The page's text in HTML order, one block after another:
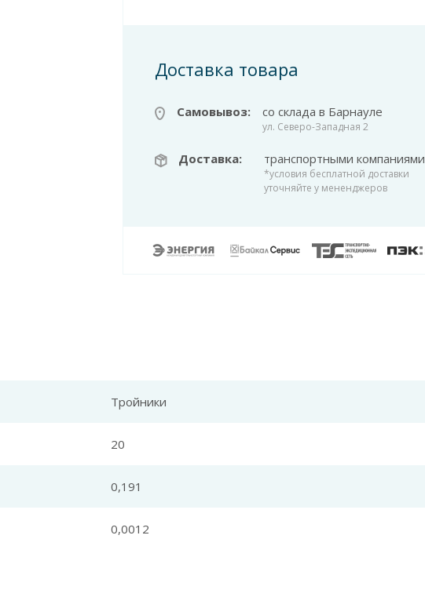
Доставка товара
Самовывоз: со склада в Барнауле
ул. Северо-Западная 2
Доставка: транспортными компаниями
*условия бесплатной доставки
уточняйте у мененджеров
Тройники
20
0,191
0,0012